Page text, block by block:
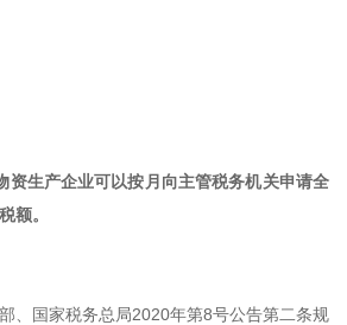
资生产企业可以按月向主管税务机关申请全
额。
、国家税务总局2020年第8号公告第二条规